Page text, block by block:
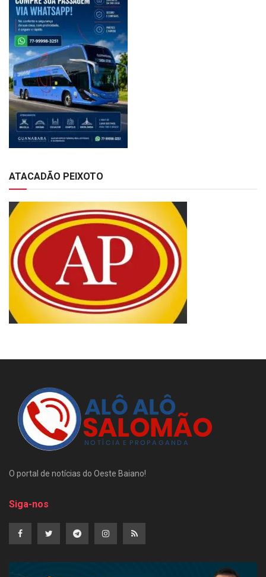
ATACADÃO PEIXOTO
O portal de notícias do Oeste Baiano!
Siga-nos